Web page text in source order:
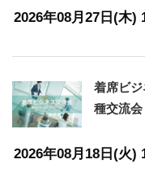
2026年08月27日(木
着席ビ
種交流会
2026年08月18日(火